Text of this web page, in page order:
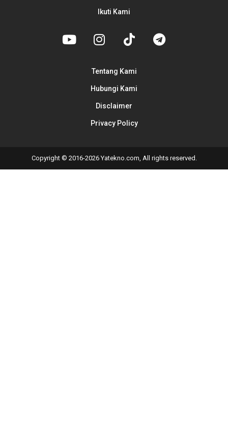
Ikuti Kami
Tentang Kami
Hubungi Kami
Disclaimer
Privacy Policy
Copyright © 2016-2026 Yatekno.com, All rights reserved.